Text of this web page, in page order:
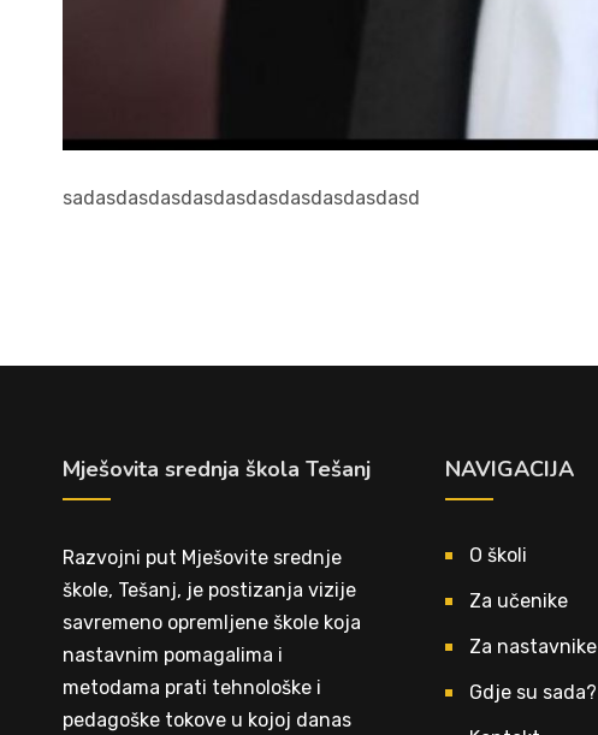
sadasdasdasdasdasdasdasdasdasdasd
Mješovita srednja škola Tešanj
Razvojni put Mješovite srednje
škole, Tešanj, je postizanja vizije
savremeno opremljene škole koja
nastavnim pomagalima i
metodama prati tehnološke i
pedagoške tokove u kojoj danas
NAVIGACIJA
O školi
Za učenike
Za nastavnike
Gdje su sada?